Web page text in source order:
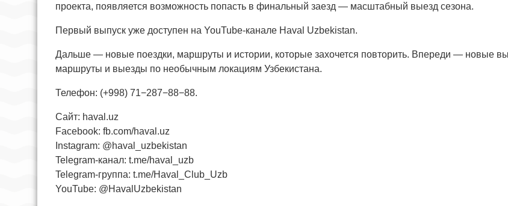
проекта, появляется возможность попасть в финальный заезд — масштабный выезд сезона.
Первый выпуск уже доступен на YouTube-канале Haval Uzbekistan.
Дальше — новые поездки, маршруты и истории, которые захочется повторить. Впереди — новые
маршруты и выезды по необычным локациям Узбекистана.
Телефон: (+998) 71−287−88−88.
Сайт: haval.uz
Facebook: fb.com/haval.uz
Instagram: @haval_uzbekistan
Telegram-канал: t.me/haval_uzb
Telegram-группа: t.me/Haval_Club_Uzb
YouTube: @HavalUzbekistan